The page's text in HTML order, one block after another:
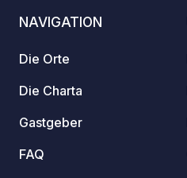
NAVIGATION
Die Orte
Die Charta
Gastgeber
FAQ